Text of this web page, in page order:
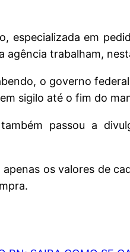
especializada em
trabalham,
o governo
sigilo até o fim do
também passou a
os valores de